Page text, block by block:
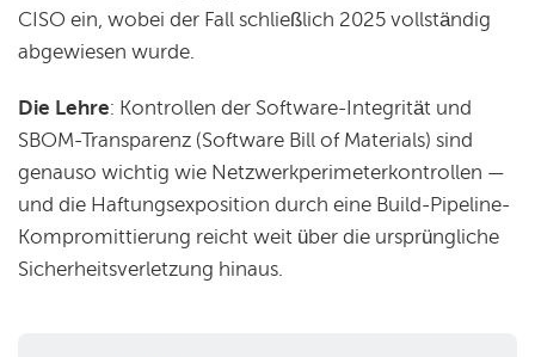
CISO ein, wobei der Fall schließlich 2025 vollständig
abgewiesen wurde.
Die Lehre: Kontrollen der Software-Integrität und
SBOM-Transparenz (Software Bill of Materials) sind
genauso wichtig wie Netzwerkperimeterkontrollen —
und die Haftungsexposition durch eine Build-Pipeline-
Kompromittierung reicht weit über die ursprüngliche
Sicherheitsverletzung hinaus.